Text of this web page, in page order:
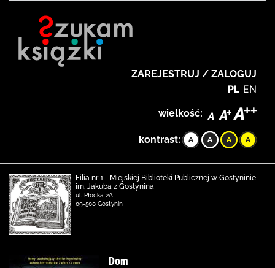
ZAREJESTRUJ / ZALOGUJ
PL EN
wielkość:
kontrast:
Filia nr 1 - Miejskiej Biblioteki Publicznej w Gostyninie
im. Jakuba z Gostynina
ul. Płocka 2A
09-500 Gostynin
Dom